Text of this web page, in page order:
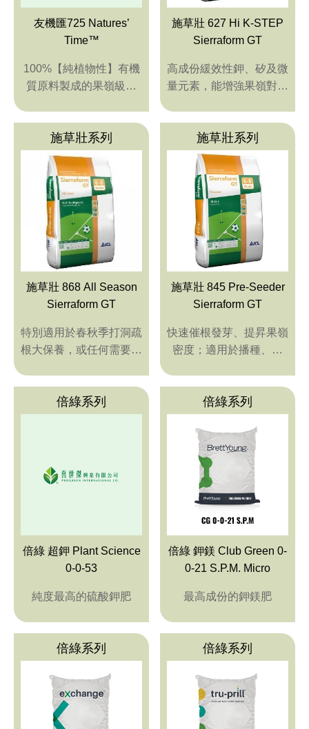
Facebook
友機匯725 Natures’
Time™
100%【純植物性】有機
質原料製成的果嶺級粒
穩定!
施草壯 627 Hi K-STEP
Sierraform GT
高成份緩效性鉀、矽及微
量元素，能增強果嶺對逆
適用於秋至春季
施草壯系列
施草壯 868 All Season
Sierraform GT
特別適用於春秋季打洞疏
根大保養，或任何需要促
時機
施草壯系列
施草壯 845 Pre-Seeder
Sierraform GT
快速催根發芽、提昇果嶺
密度；適用於播種、新
大保養用
倍綠系列
倍綠 超鉀 Plant Science
0-0-53
純度最高的硫酸鉀肥
倍綠系列
倍綠 鉀鎂 Club Green 0-
0-21 S.P.M. Micro
最高成份的鉀鎂肥
倍綠系列 倍綠系列